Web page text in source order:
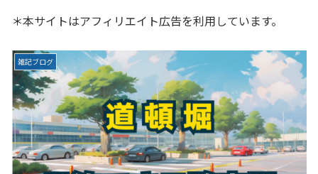
＊本サイトはアフィリエイト広告を利用しています。
雑記ブログ